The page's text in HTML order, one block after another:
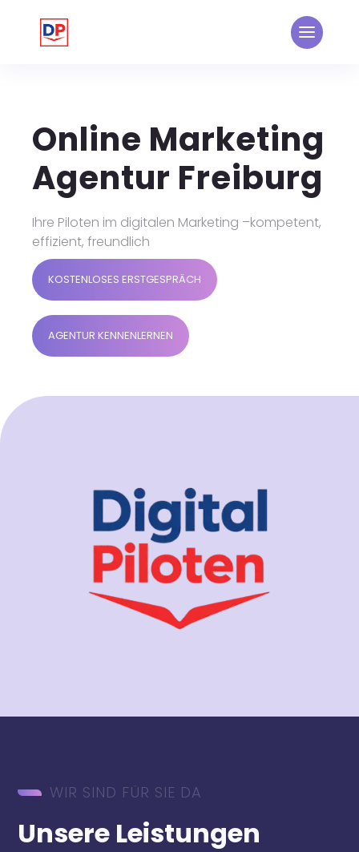
Online Marketing
Agentur Freiburg
Ihre Piloten im digitalen Marketing –kompetent,
effizient, freundlich
KOSTENLOSES ERSTGESPRÄCH
AGENTUR KENNENLERNEN
WIR SIND FÜR SIE DA
Unsere Leistungen